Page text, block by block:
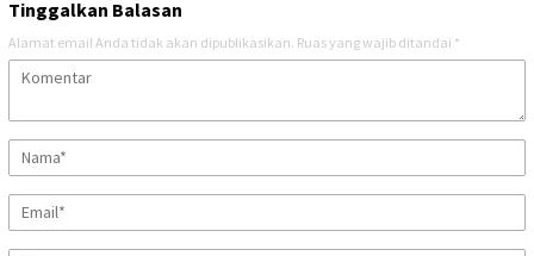
Tinggalkan Balasan
Alamat email Anda tidak akan dipublikasikan. Ruas yang wajib ditandai *